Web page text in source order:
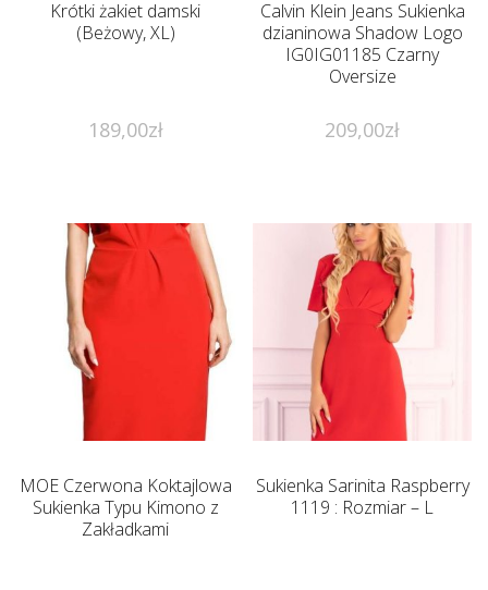
Krótki żakiet damski
(Beżowy, XL)
189,00zł
Calvin Klein Jeans Sukienka
dzianinowa Shadow Logo
IG0IG01185 Czarny
Oversize
209,00zł
MOE Czerwona Koktajlowa
Sukienka Typu Kimono z
Zakładkami
Sukienka Sarinita Raspberry
1119 : Rozmiar – L